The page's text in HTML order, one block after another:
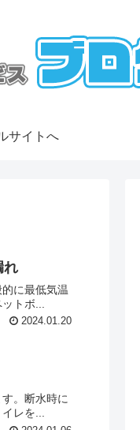
サイトへ
れ
に最低気温
トボ...
2024.01.20
。断水時に
レを...